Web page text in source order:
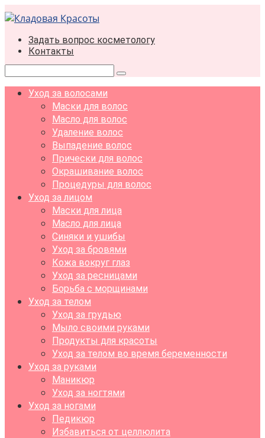
Перейти
к
контентуЗадать вопрос косметологу
Контакты
Поиск:
Уход за волосами
Маски для волос
Масло для волос
Удаление волос
Выпадение волос
Прически для волос
Окрашивание волос
Процедуры для волос
Уход за лицом
Маски для лица
Масло для лица
Синяки и ушибы
Уход за бровями
Кожа вокруг глаз
Уход за ресницами
Борьба с морщинами
Уход за телом
Уход за грудью
Мыло своими руками
Продукты для красоты
Уход за телом во время беременности
Уход за руками
Маникюр
Уход за ногтями
Уход за ногами
Педикюр
Избавиться от целлюлита